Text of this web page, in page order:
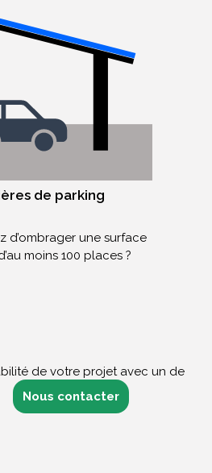
de parking
d’ombrager une surface
moins 100 places ?
de votre projet avec un de
Nous contacter